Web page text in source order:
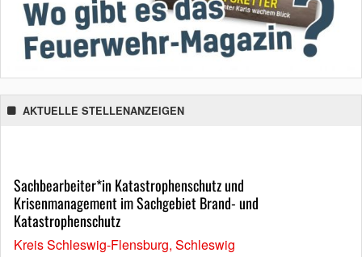
AKTUELLE STELLENANZEIGEN
Sachbearbeiter*in Katastrophenschutz und
Krisenmanagement im Sachgebiet Brand- und
Katastrophenschutz
Kreis Schleswig-Flensburg, Schleswig